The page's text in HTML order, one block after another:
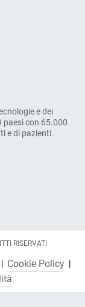
e dei
paesi con 65.000
e di pazienti.
RISERVATI
Cookie Policy